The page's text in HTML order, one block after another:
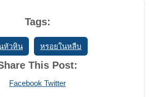
Tags:
หัวหิน หรอยในหลืบ
This Post:
Facebook TwitterPrint
Share